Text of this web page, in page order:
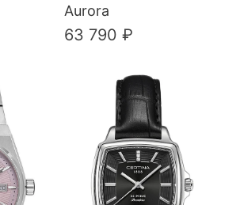
Aurora
63 790 ₽